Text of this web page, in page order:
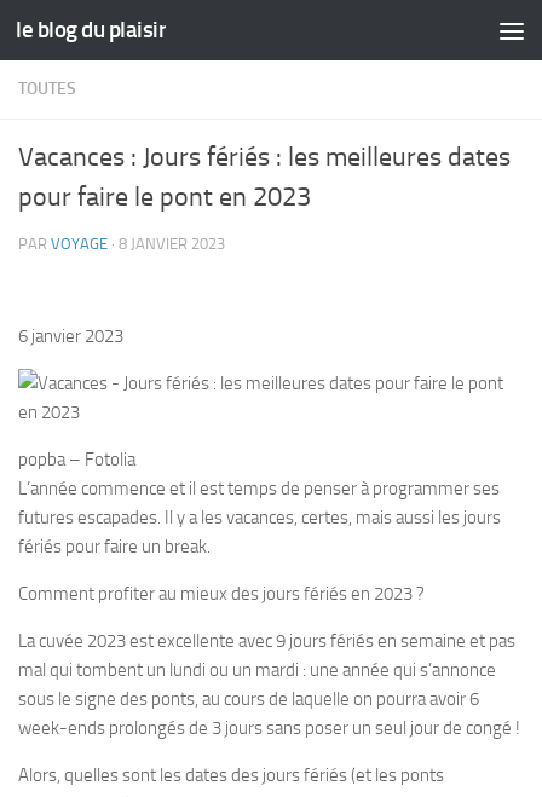
Skip to content
le blog du plaisir
TOUTES
Vacances : Jours fériés : les meilleures dates
pour faire le pont en 2023
PAR VOYAGE · 8 JANVIER 2023
6 janvier 2023
popba – Fotolia
L’année commence et il est temps de penser à programmer ses
futures escapades. Il y a les vacances, certes, mais aussi les jours
fériés pour faire un break.
Comment profiter au mieux des jours fériés en 2023 ?
La cuvée 2023 est excellente avec 9 jours fériés en semaine et pas
mal qui tombent un lundi ou un mardi : une année qui s’annonce
sous le signe des ponts, au cours de laquelle on pourra avoir 6
week-ends prolongés de 3 jours sans poser un seul jour de congé !
Alors, quelles sont les dates des jours fériés (et les ponts